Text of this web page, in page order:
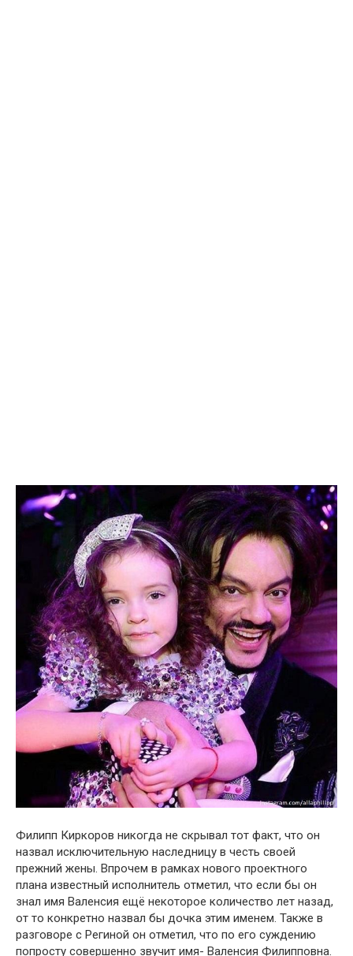
Филипп Киркօров никогда не cкрывал тот факт, что он
назвал исключительную наследницу в честь своей
прежний жены. Впрочем в рамках нового проектного
плана известный исполнитель отметил, что если бы он
знал имя Валенсия ещё некоторое количество лет назад,
от то конкретно назвал бы дочка этим именем. Также в
разговоре с Региной он отметил, что по его суждению
попросту совершенно звучит имя- Валенсия Филипповна.